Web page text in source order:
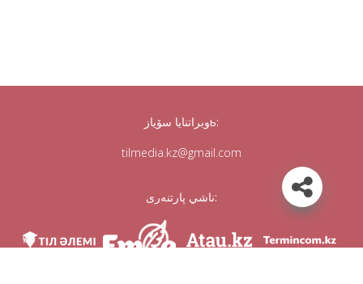
وبراتنايا سۆيازь:
tilmedia.kz@gmail.com
ناشي پارتنەرى: